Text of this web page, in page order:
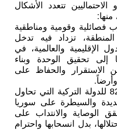
تتعدد الأشكال
منها:
فصائلية وقومية ومناطقية
تزداد فيه تدخل
الإقليمية والعالمية، في
إلى تحقيق الوحدة وبناء
الاستقرار والحفاظ على
2- أن تصبح سوريا الولاية 82 للدولة التركية التي تحاول
والسيطرة على سوريا
الوصاية والانتداب على
بدل انسحابها واحترام